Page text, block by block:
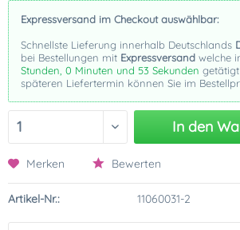
Expressversand im Checkout auswählbar:
Schnellste Lieferung innerhalb Deutschlands
bei Bestellungen mit Expressversand welche
Stunden, 0 Minuten und 52 Sekunden
späteren Liefertermin können Sie im
In den
Merken Bewerten
Artikel-Nr.: 11060031-2